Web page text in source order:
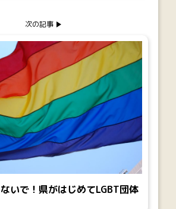
いで！県がはじめてLGBT団体
次の記事